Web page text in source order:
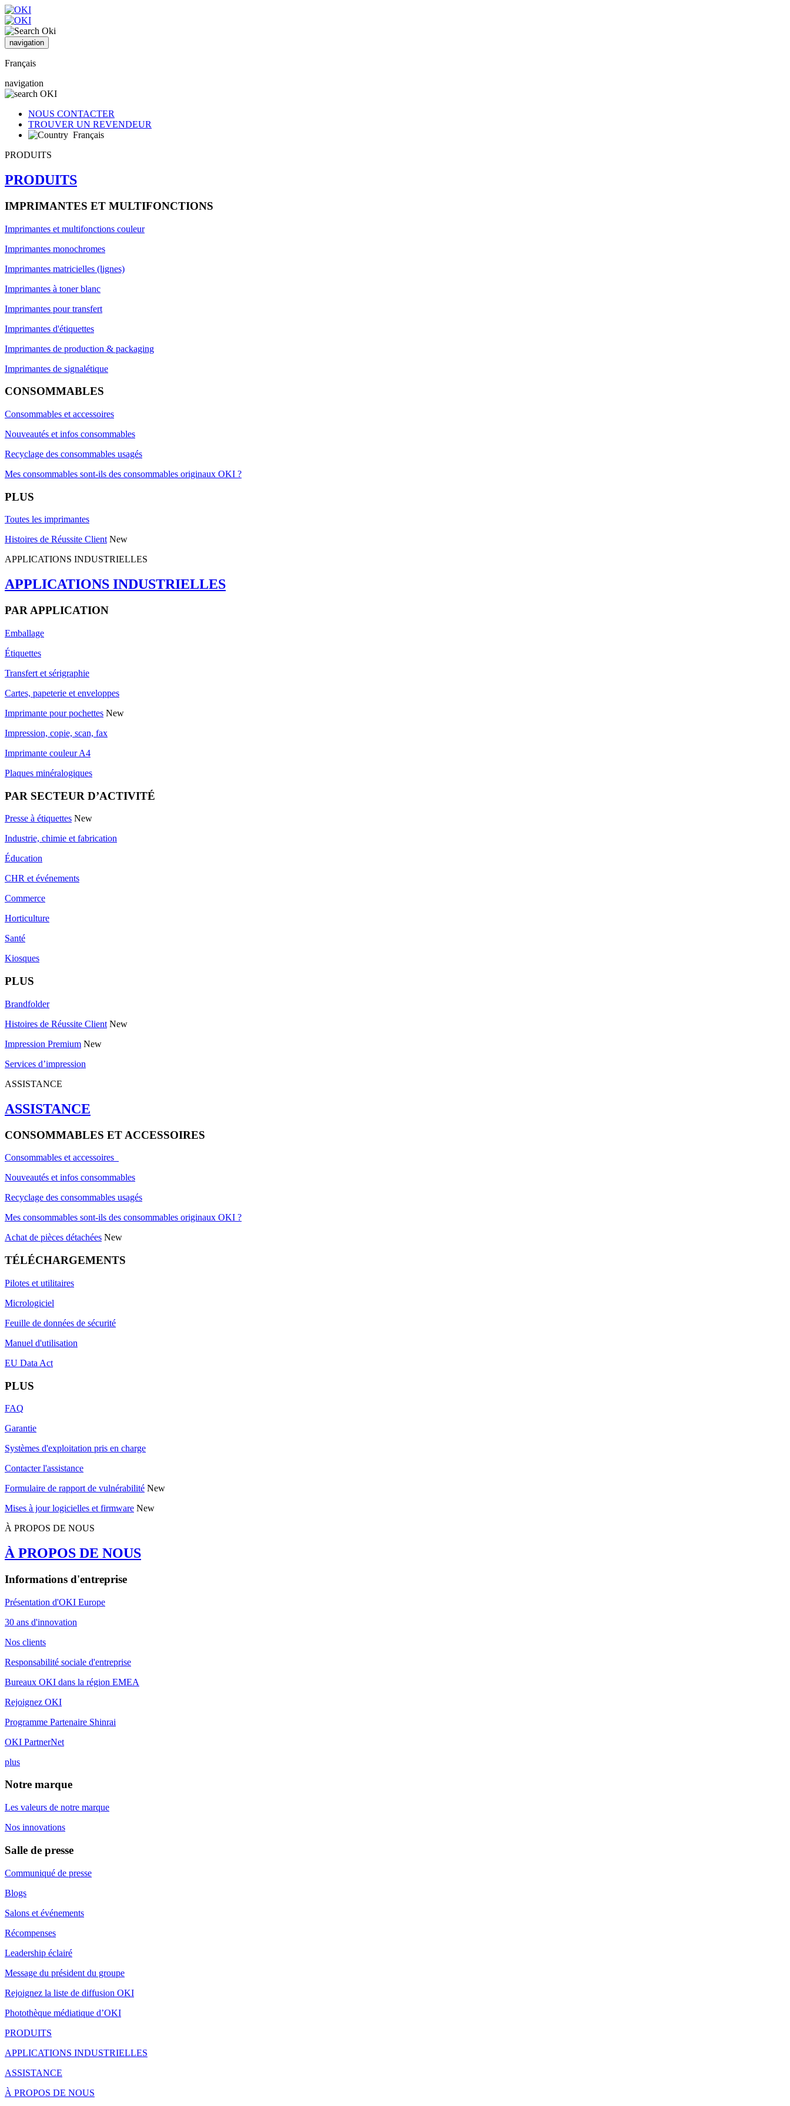
navigation
Français
navigation
NOUS CONTACTER
TROUVER UN REVENDEUR
Français
PRODUITS
PRODUITS
IMPRIMANTES ET MULTIFONCTIONS
Imprimantes et multifonctions couleur
Imprimantes monochromes
Imprimantes matricielles (lignes)
Imprimantes à toner blanc
Imprimantes pour transfert
Imprimantes d'étiquettes
Imprimantes de production & packaging
Imprimantes de signalétique
CONSOMMABLES
Consommables et accessoires
Nouveautés et infos consommables
Recyclage des consommables usagés
Mes consommables sont-ils des consommables originaux OKI ?
PLUS
Toutes les imprimantes
Histoires de Réussite Client New
APPLICATIONS INDUSTRIELLES
APPLICATIONS INDUSTRIELLES
PAR APPLICATION
Emballage
Étiquettes
Transfert et sérigraphie
Cartes, papeterie et enveloppes
Imprimante pour pochettes New
Impression, copie, scan, fax
Imprimante couleur A4
Plaques minéralogiques
PAR SECTEUR D’ACTIVITÉ
Presse à étiquettes New
Industrie, chimie et fabrication
Éducation
CHR et événements
Commerce
Horticulture
Santé
Kiosques
PLUS
Brandfolder
Histoires de Réussite Client New
Impression Premium New
Services d’impression
ASSISTANCE
ASSISTANCE
CONSOMMABLES ET ACCESSOIRES
Consommables et accessoires
Nouveautés et infos consommables
Recyclage des consommables usagés
Mes consommables sont-ils des consommables originaux OKI ?
Achat de pièces détachées New
TÉLÉCHARGEMENTS
Pilotes et utilitaires
Micrologiciel
Feuille de données de sécurité
Manuel d'utilisation
EU Data Act
PLUS
FAQ
Garantie
Systèmes d'exploitation pris en charge
Contacter l'assistance
Formulaire de rapport de vulnérabilité New
Mises à jour logicielles et firmware New
À PROPOS DE NOUS
À PROPOS DE NOUS
Informations d'entreprise
Présentation d'OKI Europe
30 ans d'innovation
Nos clients
Responsabilité sociale d'entreprise
Bureaux OKI dans la région EMEA
Rejoignez OKI
Programme Partenaire Shinrai
OKI PartnerNet
plus
Notre marque
Les valeurs de notre marque
Nos innovations
Salle de presse
Communiqué de presse
Blogs
Salons et événements
Récompenses
Leadership éclairé
Message du président du groupe
Rejoignez la liste de diffusion OKI
Photothèque médiatique d’OKI
PRODUITS
APPLICATIONS INDUSTRIELLES
ASSISTANCE
À PROPOS DE NOUS